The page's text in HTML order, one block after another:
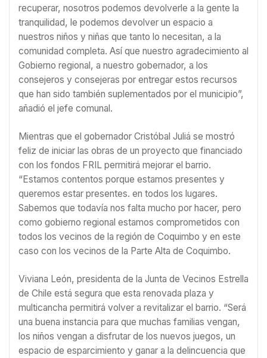
recuperar, nosotros podemos devolverle a la gente la
tranquilidad, le podemos devolver un espacio a
nuestros niños y niñas que tanto lo necesitan, a la
comunidad completa. Así que nuestro agradecimiento al
Gobierno regional, a nuestro gobernador, a los
consejeros y consejeras por entregar estos recursos
que han sido también suplementados por el municipio”,
añadió el jefe comunal.
Mientras que el gobernador Cristóbal Juliá se mostró
feliz de iniciar las obras de un proyecto que financiado
con los fondos FRIL permitirá mejorar el barrio.
“Estamos contentos porque estamos presentes y
queremos estar presentes. en todos los lugares.
Sabemos que todavía nos falta mucho por hacer, pero
como gobierno regional estamos comprometidos con
todos los vecinos de la región de Coquimbo y en este
caso con los vecinos de la Parte Alta de Coquimbo.
Viviana León, presidenta de la Junta de Vecinos Estrella
de Chile está segura que esta renovada plaza y
multicancha permitirá volver a revitalizar el barrio. “Será
una buena instancia para que muchas familias vengan,
los niños vengan a disfrutar de los nuevos juegos, un
espacio de esparcimiento y ganar a la delincuencia que